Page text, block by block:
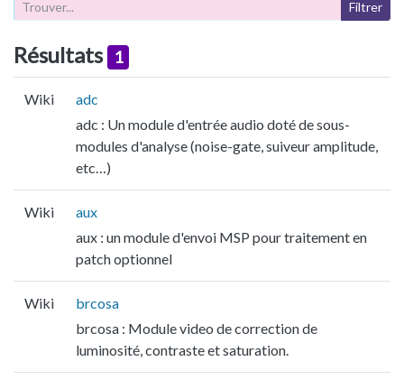
Résultats 1
Wiki
adc
adc : Un module d'entrée audio doté de sous-
modules d'analyse (noise-gate, suiveur amplitude,
etc…)
Wiki
aux
aux : un module d'envoi MSP pour traitement en
patch optionnel
Wiki
brcosa
brcosa : Module video de correction de
luminosité, contraste et saturation.